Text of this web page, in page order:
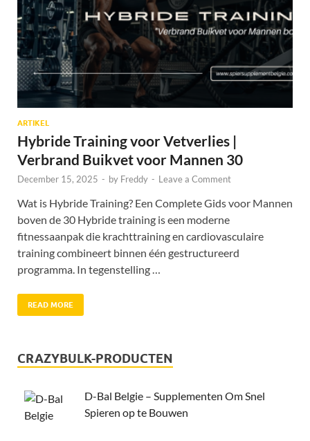
ARTIKEL
Hybride Training voor Vetverlies |
Verbrand Buikvet voor Mannen 30
December 15, 2025 - by Freddy - Leave a Comment
Wat is Hybride Training? Een Complete Gids voor Mannen
boven de 30 Hybride training is een moderne
fitnessaanpak die krachttraining en cardiovasculaire
training combineert binnen één gestructureerd
programma. In tegenstelling …
READ MORE
CRAZYBULK-PRODUCTEN
D-Bal Belgie – Supplementen Om Snel
Spieren op te Bouwen